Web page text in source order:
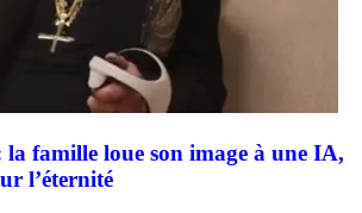
la famille loue son image à une IA,
l’éternité